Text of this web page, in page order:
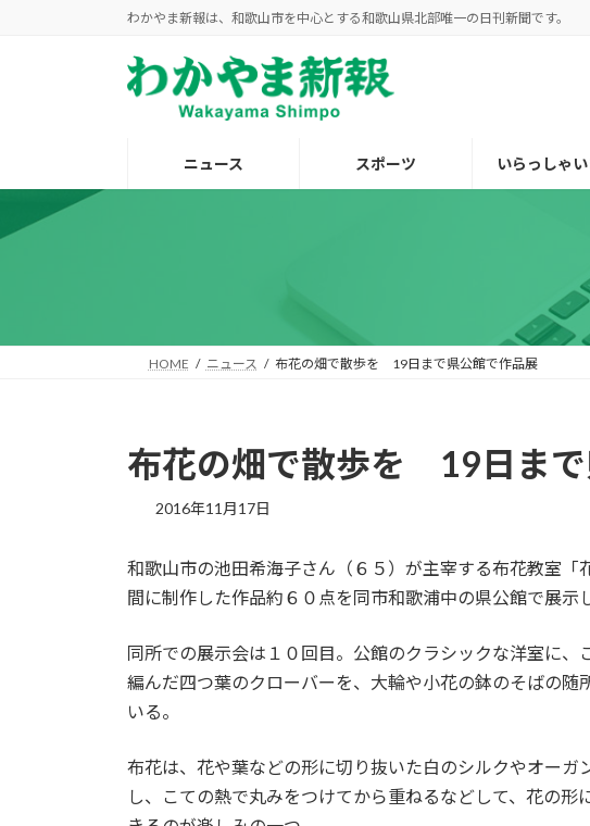
キ
に
わかやま新報は、和歌山市を中心とする和歌山県北部唯一の日刊新聞です。
ニュース スポーツ いらっしゃ
HOME ニュース 布花の畑で散歩を 19日まで県公館で作品展
布花の畑で散歩を 19日まで
2016年11月17日
和歌山市の池田希海子さん（６５）が主宰する布花教室「
間に制作した作品約６０点を同市和歌浦中の県公館で展示
同所での展示会は１０回目。公館のクラシックな洋室に、
編んだ四つ葉のクローバーを、大輪や小花の鉢のそばの随
いる。
布花は、花や葉などの形に切り抜いた白のシルクやオー
し、こての熱で丸みをつけてから重ねるなどして、花の